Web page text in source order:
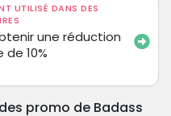
UTILISÉ DANS DES
une réduction
10%
promo de Badass